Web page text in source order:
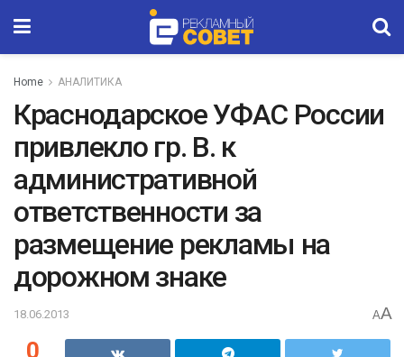
Home АНАЛИТИКА
Краснодарское УФАС России
привлекло гр. В. к
административной
ответственности за
размещение рекламы на
дорожном знаке
18.06.2013 AA
0